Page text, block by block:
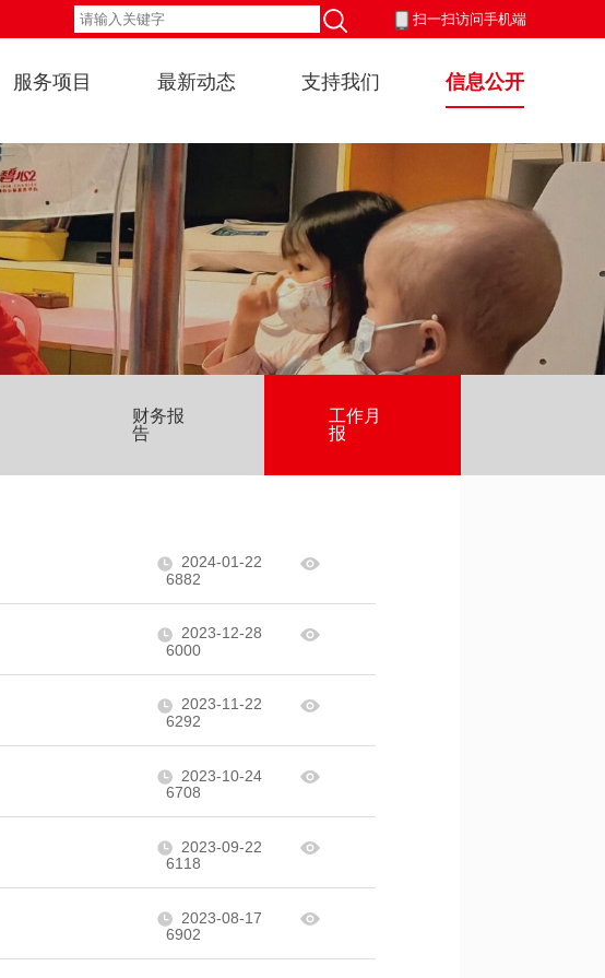
扫一扫访问手机端
服务项目 最新动态 支持我们 信息公开
财务报
告
工作月
报
2024-01-22
6882
2023-12-28
6000
2023-11-22
6292
2023-10-24
6708
2023-09-22
6118
2023-08-17
6902